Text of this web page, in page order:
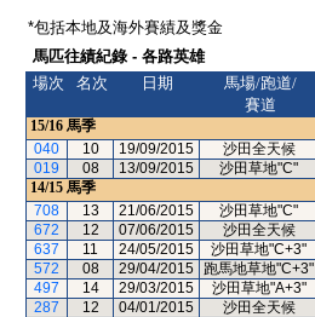
*包括本地及海外賽績及獎金
馬匹往績紀錄 - 各路英雄
場次
名次 日期
馬場/跑道/
賽道
15/16 馬季
040
10 19/09/2015 沙田全天候
019
08 13/09/2015 沙田草地"C"
14/15 馬季
708
13 21/06/2015 沙田草地"C"
672
12 07/06/2015 沙田全天候
637
11 24/05/2015 沙田草地"C+3"
572
08 29/04/2015 跑馬地草地"C+3"
497
14 29/03/2015 沙田草地"A+3"
287
12 04/01/2015 沙田全天候